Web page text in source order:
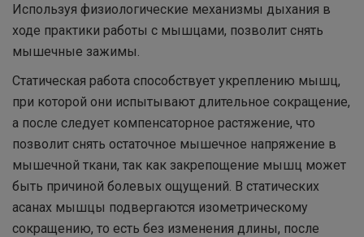
Используя физиологические механизмы дыхания в
ходе практики работы с мышцами, позволит снять
мышечные зажимы.
Статическая работа способствует укреплению мышц,
при которой они испытывают длительное сокращение,
а после следует компенсаторное растяжение, что
позволит снять остаточное мышечное напряжение в
мышечной ткани, так как закрепощение мышц может
быть причиной болевых ощущений. В статических
асанах мышцы подвергаются изометрическому
сокращению, то есть без изменения длины, после